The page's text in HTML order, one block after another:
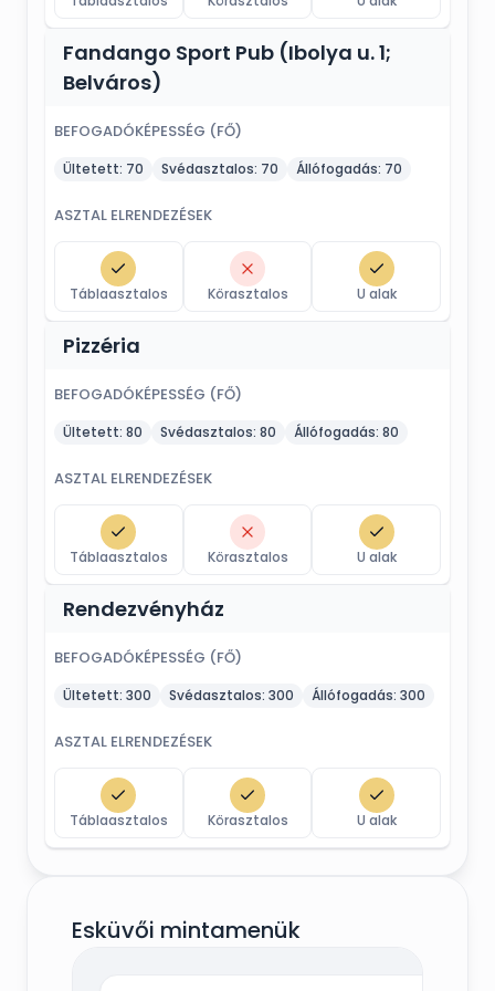
tételére!
Fandango Sport Pub (Ibolya u. 1;
Belváros)
BEFOGADÓKÉPESSÉG (FŐ)
Ültetett: 70 Svédasztalos: 70 Állófogadás: 70
ASZTAL ELRENDEZÉSEK
Táblaasztalos Körasztalos U alak
Pizzéria
BEFOGADÓKÉPESSÉG (FŐ)
Ültetett: 80 Svédasztalos: 80 Állófogadás: 80
ASZTAL ELRENDEZÉSEK
Táblaasztalos Körasztalos U alak
Rendezvényház
BEFOGADÓKÉPESSÉG (FŐ)
Ültetett: 300 Svédasztalos: 300 Állófogadás: 300
ASZTAL ELRENDEZÉSEK
Táblaasztalos Körasztalos U alak
Esküvői mintamenük